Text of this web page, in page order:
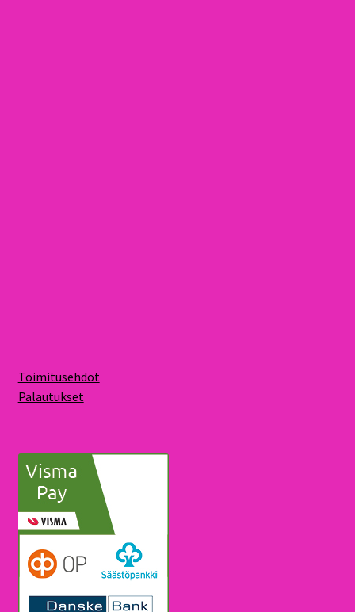
Toimitusehdot
Palautukset